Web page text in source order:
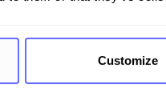
Customize
Ihre